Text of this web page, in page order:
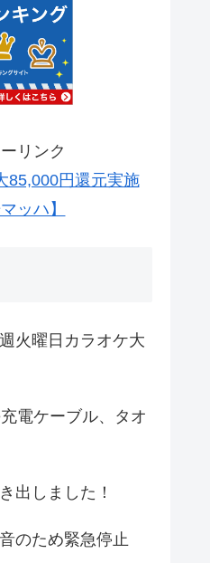
リンク
85,000円還元実施
ッハ】
火曜日カラオケ大
電ケーブル、タオ
出しました！
のため緊急停止